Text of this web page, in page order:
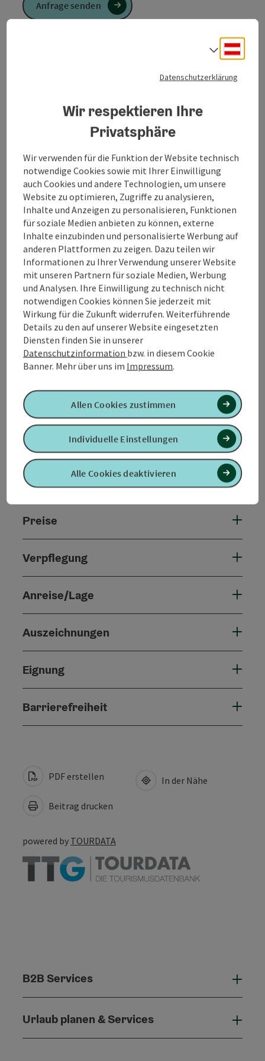
Komfortable Zimmer mit Bad oder Dusche/WC, TV,
Safe, Internetanschluss.
Familiengeführtes Hotel am historischen Stadtplatz
mit urgemütlicher, typisch bayerischer Atmosphäre.
Alle Zimmer sind mit Dusche/WC, Safe, Kabel-TV,
Schreibtisch, Telefon und kostenfreiem
WLAN ausgestattet.
Das in der Burghauser Altstadt gelegene Hotel ist
idealer
Ausgangspunkt für Familien-, Ferien- und
Geschäftsreisende. Es ist nur wenige Gehminuten vom
Wöhrsee (Badeparadies, Spazier- und Laufwege in der
Natur), der weltlängsten Burg und der
Fußgängerzone „In den Grüben” mit Kunst- und
Handwerksgeschäften entfernt.
Der Bahnhof, die Burghauser Erlebnisbadewelt,
Fußballstadion und Industrie sind mit ca. 1,5 km
Entfernung leicht mit Citybus, Taxi und Auto
erreichbar.
Bayerische Küche mit Saison-Spezialitäten. Großer
Biergarten. Nebenzimmer für 35 Personen.
Hoteleigene Stellplätze.
Kontakt
Preise
Verpflegung
Anreise/Lage
Auszeichnungen
Eignung
Barrierefreiheit
Anfrage senden
PDF erstellen
Beitrag drucken
In der Nähe
powered by TOURDATA
B2B Services
Urlaub planen & Services
Datenschutzerklärung
Wir respektieren Ihre
Privatsphäre
Wir verwenden für die Funktion der Website technisch
notwendige Cookies sowie mit Ihrer Einwilligung
auch Cookies und andere Technologien, um unsere
Website zu optimieren, Zugriffe zu analysieren,
Inhalte und Anzeigen zu personalisieren, Funktionen
für soziale Medien anbieten zu können, externe
Inhalte einzubinden und personalisierte Werbung auf
anderen Plattformen zu zeigen. Dazu teilen wir
Informationen zu Ihrer Verwendung unserer Website
mit unseren Partnern für soziale Medien, Werbung
und Analysen. Ihre Einwilligung zu technisch nicht
notwendigen Cookies können Sie jederzeit mit
Wirkung für die Zukunft widerrufen. Weiterführende
Details zu den auf unserer Website eingesetzten
Diensten finden Sie in unserer
Datenschutzinformation bzw. in diesem Cookie
Banner. Mehr über uns im Impressum.
Alle Cookies deaktivieren
Individuelle Einstellungen
Allen Cookies zustimmen